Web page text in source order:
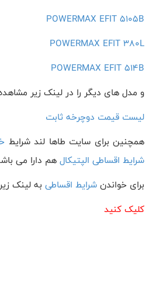
POWERMAX EFIT 5105B
POWERMAX EFIT 380L
POWERMAX EFIT 514B
و مدل های دیگر را در لینک زیر
لیست قیمت دوچرخه ثابت
همچنین برای سایت طاها لند شرایط
شرایط اقساطی الپتیکالهم دارا می
برای خواندنشرایط اقساطی به لینک
کلیک کنید